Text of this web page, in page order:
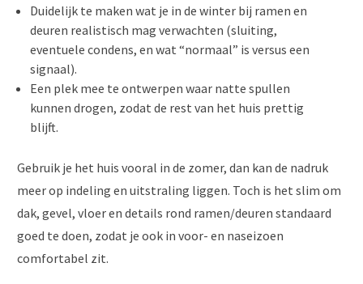
Duidelijk te maken wat je in de winter bij ramen en
deuren realistisch mag verwachten (sluiting,
eventuele condens, en wat “normaal” is versus een
signaal).
Een plek mee te ontwerpen waar natte spullen
kunnen drogen, zodat de rest van het huis prettig
blijft.
Gebruik je het huis vooral in de zomer, dan kan de nadruk
meer op indeling en uitstraling liggen. Toch is het slim om
dak, gevel, vloer en details rond ramen/deuren standaard
goed te doen, zodat je ook in voor- en naseizoen
comfortabel zit.